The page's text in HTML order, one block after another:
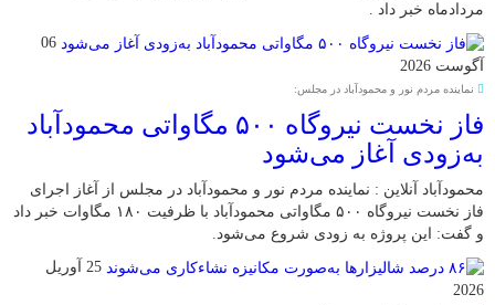
مردادماه خبر داد .
06
آگوست 2026
نماینده مردم نور و محمودآباد در مجلس:
فاز نخست نیروگاه ۵۰۰ مگاواتی محمودآباد
به‌زودی آغاز می‌شود
محمودآباد آنلاین : نماینده مردم نور و محمودآباد در مجلس از آغاز اجرای
فاز نخست نیروگاه ۵۰۰ مگاواتی محمودآباد با ظرفیت ۱۸۰ مگاوات خبر داد
و گفت: این پروژه به زودی شروع می‌شود.
25 آوریل
2026